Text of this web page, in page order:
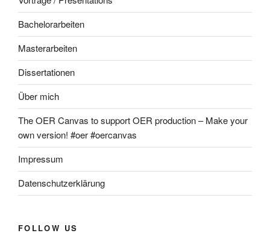
Bachelorarbeiten
Masterarbeiten
Dissertationen
Über mich
The OER Canvas to support OER production – Make your
own version! #oer #oercanvas
Impressum
Datenschutzerklärung
FOLLOW US